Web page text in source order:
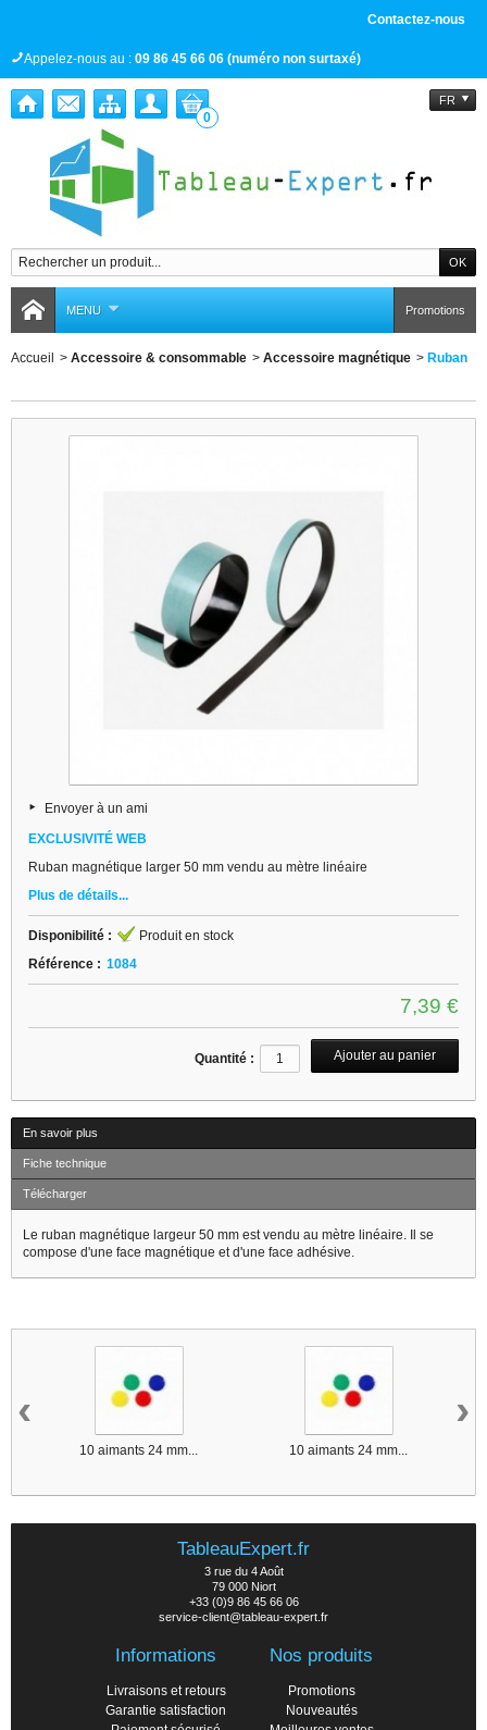
Contactez-nous
Appelez-nous au : 09 86 45 66 06 (numéro non surtaxé)
FR
0
MENU Promotions
Accueil > Accessoire & consommable > Accessoire magnétique > Ruban
Envoyer à un ami
EXCLUSIVITÉ WEB
Ruban magnétique larger 50 mm vendu au mètre linéaire
Plus de détails...
Disponibilité :
Produit en stock
Référence : 1084
7,39 €
Quantité :
En savoir plus
Fiche technique
Télécharger
Le ruban magnétique largeur 50 mm est vendu au mètre linéaire. Il se
compose d'une face magnétique et d'une face adhésive.
10 aimants 24 mm... 10 aimants 24 mm...
‹ ›
TableauExpert.fr
3 rue du 4 Août
79 000 Niort
+33 (0)9 86 45 66 06
service-client@tableau-expert.fr
Informations
Livraisons et retours
Garantie satisfaction
Nos produits
Promotions
Nouveautés